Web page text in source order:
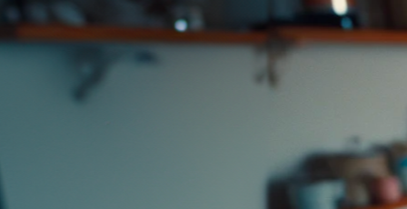
J’ai été invité sur un dossier
Connexion
Tarifs professionnels